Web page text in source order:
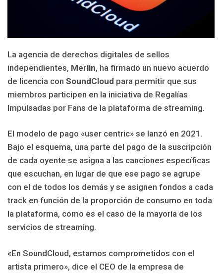
La agencia de derechos digitales de sellos
independientes, Merlin, ha firmado un nuevo acuerdo
de licencia con SoundCloud para permitir que sus
miembros participen en la iniciativa de Regalías
Impulsadas por Fans de la plataforma de streaming.
El modelo de pago «user centric» se lanzó en 2021.
Bajo el esquema, una parte del pago de la suscripción
de cada oyente se asigna a las canciones específicas
que escuchan, en lugar de que ese pago se agrupe
con el de todos los demás y se asignen fondos a cada
track en función de la proporción de consumo en toda
la plataforma, como es el caso de la mayoría de los
servicios de streaming.
«En SoundCloud, estamos comprometidos con el
artista primero», dice el CEO de la empresa de